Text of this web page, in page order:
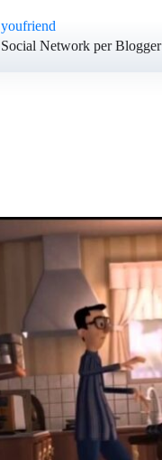
youfriend
Social Network per Blogger